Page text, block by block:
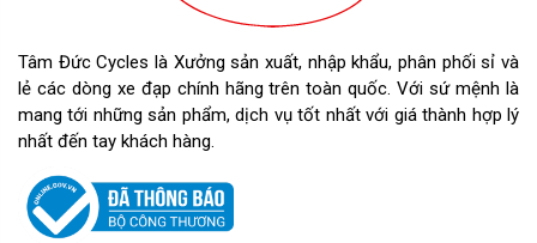
Tâm Đức Cycles là Xưởng sản xuất, nhập khẩu, phân phối sỉ và
lẻ các dòng xe đạp chính hãng trên toàn quốc. Với sứ mệnh là
mang tới những sản phẩm, dịch vụ tốt nhất với giá thành hợp lý
nhất đến tay khách hàng.